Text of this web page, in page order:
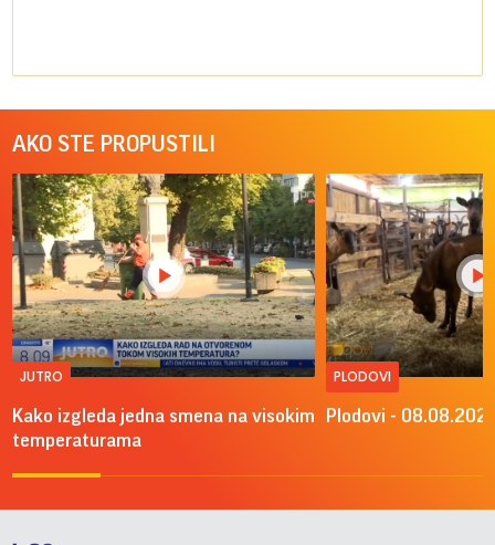
AKO STE PROPUSTILI
JUTRO
Kako izgleda jedna smena na visokim
temperaturama
PLODOVI
Plodovi -